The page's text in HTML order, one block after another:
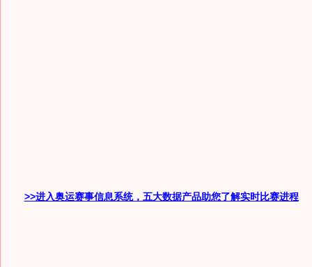
>>进入奥运赛事信息系统，五大数据产品助您了解实时比赛进程